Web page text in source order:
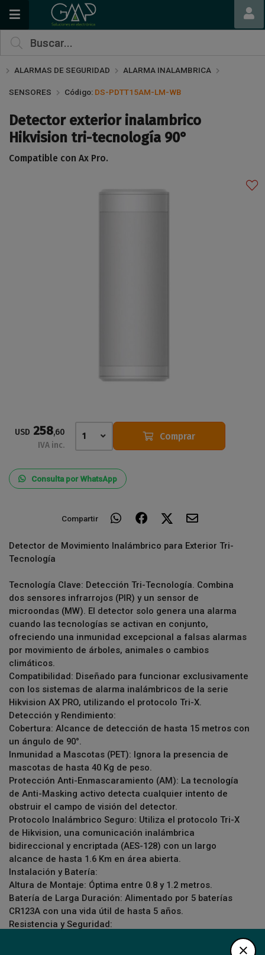
Compartir por email
ALARMAS DE SEGURIDAD ALARMA INALAMBRICA
SENSORES Código: DS-PDTT15AM-LM-WB
Detector exterior inalambrico
Hikvision tri-tecnología 90°
Compatible con Ax Pro.
USD 258,60
IVA inc.
1 Comprar
Consulta por WhatsApp
Compartir
Detector de Movimiento Inalámbrico para Exterior Tri-
Tecnología
Tecnología Clave: Detección Tri-Tecnología. Combina
dos sensores infrarrojos (PIR) y un sensor de
microondas (MW). El detector solo genera una alarma
cuando las tecnologías se activan en conjunto,
ofreciendo una inmunidad excepcional a falsas alarmas
por movimiento de árboles, animales o cambios
climáticos.
Compatibilidad: Diseñado para funcionar exclusivamente
con los sistemas de alarma inalámbricos de la serie
Hikvision AX PRO, utilizando el protocolo Tri-X.
Detección y Rendimiento:
Cobertura: Alcance de detección de hasta 15 metros con
un ángulo de 90°.
Inmunidad a Mascotas (PET): Ignora la presencia de
mascotas de hasta 40 Kg de peso.
Protección Anti-Enmascaramiento (AM): La tecnología
de Anti-Masking activo detecta cualquier intento de
obstruir el campo de visión del detector.
Protocolo Inalámbrico Seguro: Utiliza el protocolo Tri-X
de Hikvision, una comunicación inalámbrica
bidireccional y encriptada (AES-128) con un largo
alcance de hasta 1.6 Km en área abierta.
Instalación y Batería:
Altura de Montaje: Óptima entre 0.8 y 1.2 metros.
Batería de Larga Duración: Alimentado por 5 baterías
CR123A con una vida útil de hasta 5 años.
Resistencia y Seguridad:
Resistencia a la Intemperie: Carcasa con certificación